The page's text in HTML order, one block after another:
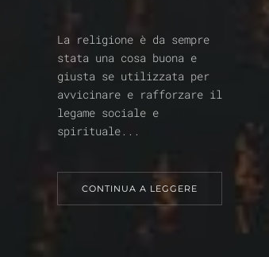
La religione è da sempre
stata una cosa buona e
giusta se utilizzata per
avvicinare e rafforzare il
legame sociale e
spirituale...
CONTINUA A LEGGERE